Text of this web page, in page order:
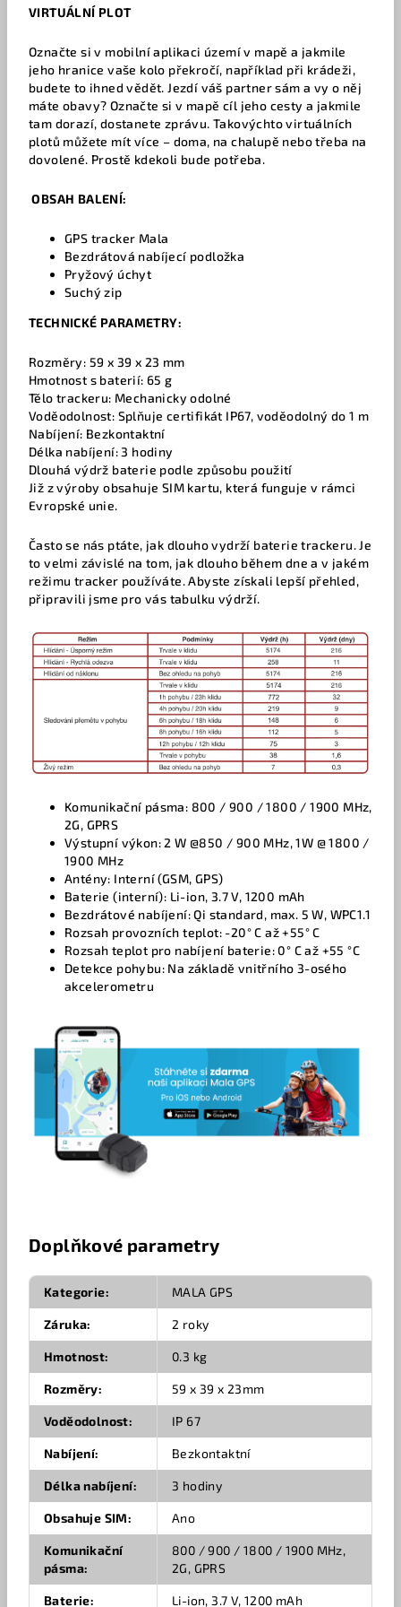
VIRTUÁLNÍ PLOT
Označte si v mobilní aplikaci území v mapě a jakmile
jeho hranice vaše kolo překročí, například při krádeži,
budete to ihned vědět. Jezdí váš partner sám a vy o něj
máte obavy? Označte si v mapě cíl jeho cesty a jakmile
tam dorazí, dostanete zprávu. Takovýchto virtuálních
plotů můžete mít více – doma, na chalupě nebo třeba na
dovolené. Prostě kdekoli bude potřeba.
OBSAH BALENÍ:
GPS tracker Mala
Bezdrátová nabíjecí podložka
Pryžový úchyt
Suchý zip
TECHNICKÉ PARAMETRY:
Rozměry: 59 x 39 x 23 mm
Hmotnost s baterií: 65 g
Tělo trackeru: Mechanicky odolné
Voděodolnost: Splňuje certifikát IP67, voděodolný do 1 m
Nabíjení: Bezkontaktní
Délka nabíjení: 3 hodiny
Dlouhá výdrž baterie podle způsobu použití
Již z výroby obsahuje SIM kartu, která funguje v rámci
Evropské unie.
Často se nás ptáte, jak dlouho vydrží baterie trackeru. Je
to velmi závislé na tom, jak dlouho během dne a v jakém
režimu tracker používáte. Abyste získali lepší přehled,
připravili jsme pro vás tabulku výdrží.
Komunikační pásma: 800 / 900 / 1800 / 1900 MHz,
2G, GPRS
Výstupní výkon: 2 W @850 / 900 MHz, 1W @ 1800 /
1900 MHz
Antény: Interní (GSM, GPS)
Baterie (interní): Li-ion, 3.7 V, 1200 mAh
Bezdrátové nabíjení: Qi standard, max. 5 W, WPC1.1
Rozsah provozních teplot: -20° C až +55° C
Rozsah teplot pro nabíjení baterie: 0° C až +55 °C
Detekce pohybu: Na základě vnitřního 3-osého
akcelerometru
Doplňkové parametry
Kategorie: MALA GPS
Záruka: 2 roky
Hmotnost: 0.3 kg
Rozměry: 59 x 39 x 23mm
Voděodolnost: IP 67
Nabíjení: Bezkontaktní
Délka nabíjení: 3 hodiny
Obsahuje SIM: Ano
Komunikační
pásma:
800 / 900 / 1800 / 1900 MHz,
2G, GPRS
Baterie: Li-ion, 3.7 V, 1200 mAh